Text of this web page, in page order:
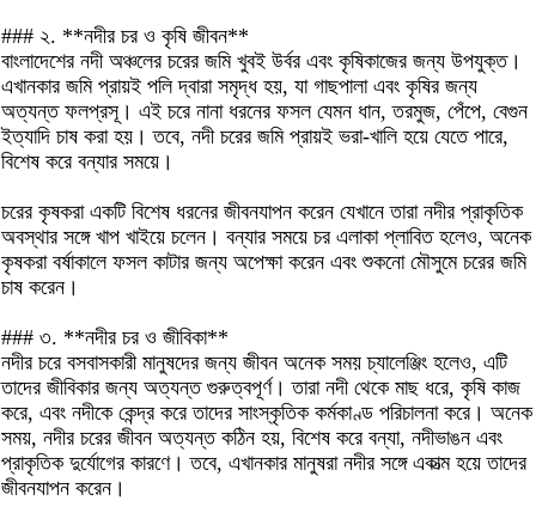
### ২. **নদীর চর ও কৃষি জীবন**
বাংলাদেশের নদী অঞ্চলের চরের জমি খুবই উর্বর এবং কৃষিকাজের জন্য উপযুক্ত।
এখানকার জমি প্রায়ই পলি দ্বারা সমৃদ্ধ হয়, যা গাছপালা এবং কৃষির জন্য
অত্যন্ত ফলপ্রসূ। এই চরে নানা ধরনের ফসল যেমন ধান, তরমুজ, পেঁপে, বেগুন
ইত্যাদি চাষ করা হয়। তবে, নদী চরের জমি প্রায়ই ভরা-খালি হয়ে যেতে পারে,
বিশেষ করে বন্যার সময়ে।
চরের কৃষকরা একটি বিশেষ ধরনের জীবনযাপন করেন যেখানে তারা নদীর প্রাকৃতিক
অবস্থার সঙ্গে খাপ খাইয়ে চলেন। বন্যার সময়ে চর এলাকা প্লাবিত হলেও, অনেক
কৃষকরা বর্ষাকালে ফসল কাটার জন্য অপেক্ষা করেন এবং শুকনো মৌসুমে চরের জমি
চাষ করেন।
### ৩. **নদীর চর ও জীবিকা**
নদীর চরে বসবাসকারী মানুষদের জন্য জীবন অনেক সময় চ্যালেঞ্জিং হলেও, এটি
তাদের জীবিকার জন্য অত্যন্ত গুরুত্বপূর্ণ। তারা নদী থেকে মাছ ধরে, কৃষি কাজ
করে, এবং নদীকে কেন্দ্র করে তাদের সাংস্কৃতিক কর্মকাণ্ড পরিচালনা করে। অনেক
সময়, নদীর চরের জীবন অত্যন্ত কঠিন হয়, বিশেষ করে বন্যা, নদীভাঙন এবং
প্রাকৃতিক দুর্যোগের কারণে। তবে, এখানকার মানুষরা নদীর সঙ্গে একাত্ম হয়ে তাদের
জীবনযাপন করেন।